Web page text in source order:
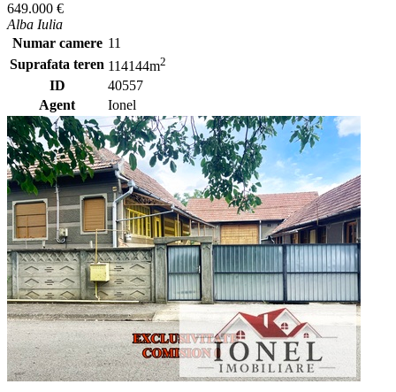
649.000 €
Alba Iulia
Numar camere 11
Suprafata teren 114144m2
ID
40557
Agent
Ionel